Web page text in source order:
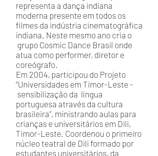
representa a dança indiana
moderna presente em todos os
filmes da indústria cinematográfica
indiana. Neste mesmo ano cria o
grupo Cosmic Dance Brasil onde
atua como performer, diretor e
coreógrafo.
Em 2004, participou do Projeto
“Universidades em Timor-Leste -
sensibilização da língua
portuguesa através da cultura
brasileira”, ministrando aulas para
crianças e universitários em Dili,
Timor-Leste. Coordenou o primeiro
núcleo teatral de Dili formado por
estudantes universitários, da